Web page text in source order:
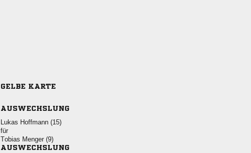
GELBE KARTE
AUSWECHSLUNG
  
für
  
AUSWECHSLUNG